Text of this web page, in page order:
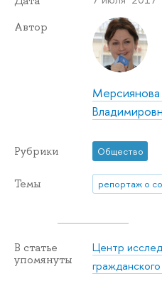
Автор
Рубрики Общество
Темы репортаж о
В статье
упомянуты
Центр